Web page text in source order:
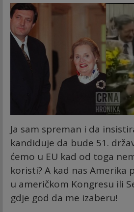
Ja sam spreman i da
kandiduje da bude 51.
ćemo u EU kad od toga
koristi? A kad nas Amerika
u američkom Kongresu ili
gdje god da me izaberu!